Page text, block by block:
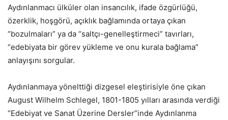
Aydınlanmacı ülküler olan insancılık, ifade özgürlüğü,
özerklik, hoşgörü, açıklık bağlamında ortaya çıkan
“bozulmaları” ya da “saltçı-genelleştirmeci” tavırları,
“edebiyata bir görev yükleme ve onu kurala bağlama”
anlayışını sorgular.
Aydınlanmaya yönelttiği dizgesel eleştirisiyle öne çıkan
August Wilhelm Schlegel, 1801-1805 yılları arasında verdiği
“Edebiyat ve Sanat Üzerine Dersler”inde Aydınlanma